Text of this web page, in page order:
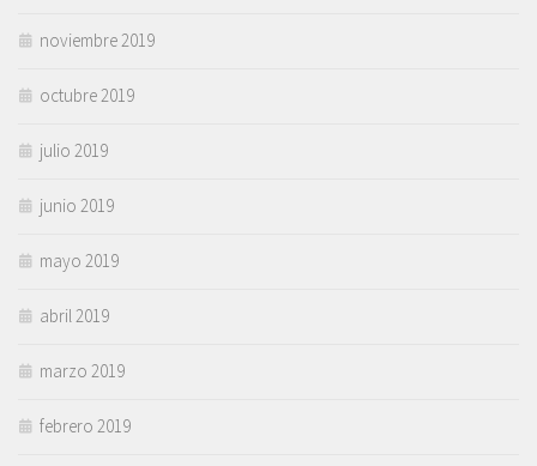
noviembre 2019
octubre 2019
julio 2019
junio 2019
mayo 2019
abril 2019
marzo 2019
febrero 2019